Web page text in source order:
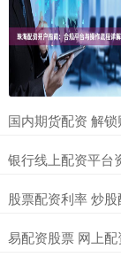
国内期货配资 解
银行线上配资平台
股票配资利率 炒
易配资股票 网上